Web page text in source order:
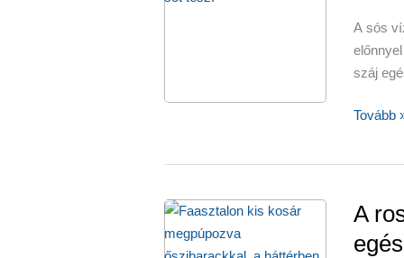
A sós
száj
A
előnyei
Tovább
A